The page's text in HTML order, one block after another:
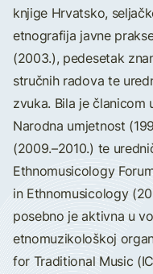
knjige Hrvatsko,
etnografija javne
(2003.), pedesetak
stručnih radova te
zvuka. Bila je članicom
Narodna umjetnost
(2009.–2010.) te
Ethnomusicology
in Ethnomusicology
posebno je aktivna u
etnomuzikološkoj
for Traditional Music